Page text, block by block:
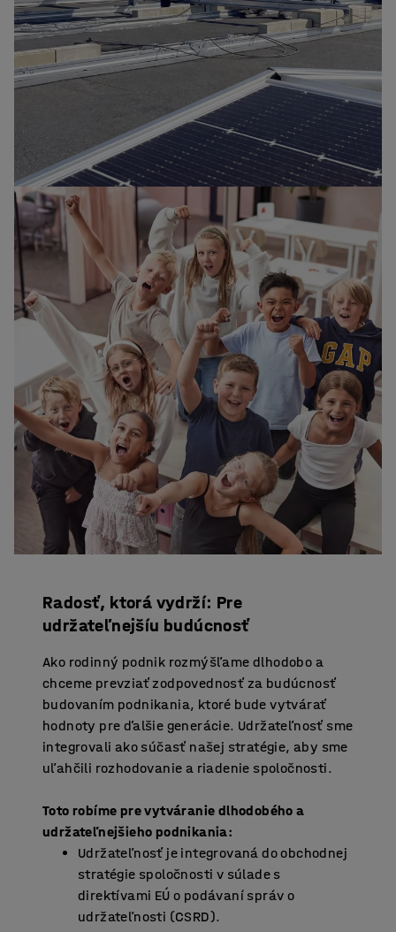
Radosť, ktorá vydrží: Pre
udržateľnejšíu budúcnosť
Ako rodinný podnik rozmýšľame dlhodobo a
chceme prevziať zodpovednosť za budúcnosť
budovaním podnikania, ktoré bude vytvárať
hodnoty pre ďalšie generácie. Udržateľnosť sme
integrovali ako súčasť našej stratégie, aby sme
uľahčili rozhodovanie a riadenie spoločnosti.
Toto robíme pre vytváranie dlhodobého a
udržateľnejšieho podnikania:
Udržateľnosť je integrovaná do obchodnej
stratégie spoločnosti v súlade s
direktívami EÚ o podávaní správ o
udržateľnosti (CSRD).